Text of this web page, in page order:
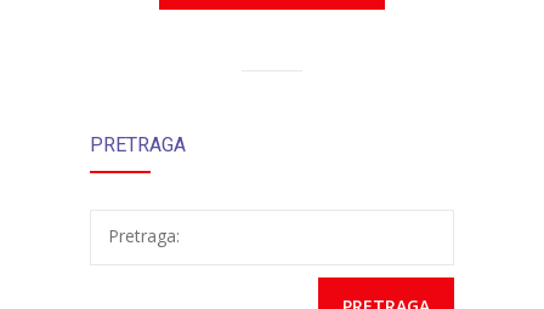
-- Javne nabavke
PRETRAGA
Pretraga: